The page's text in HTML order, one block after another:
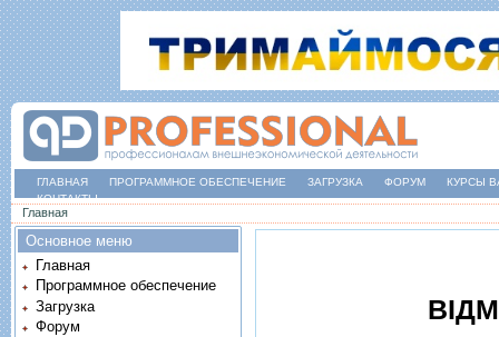
ГЛАВНАЯ ПРОГРАММНОЕ ОБЕСПЕЧЕНИЕ ЗАГРУЗКА ФОРУМ
КУРСЫ
КОНТАКТЫ
Вы здесь
Главная
Основное меню
Главная
Программное обеспечение
Загрузка
Форум